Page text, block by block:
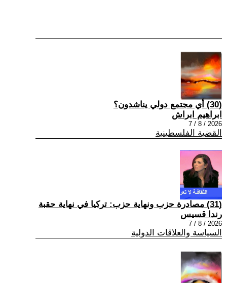
(30) أي مجتمع دولي يناشدون؟
ابراهيم ابراش
2026 / 8 / 7
القضية الفلسطينية
(31) مصادرة حزب ونهاية حزب: تركيا في نهاية حقبة
رندا قسيس
2026 / 8 / 7
السياسة والعلاقات الدولية